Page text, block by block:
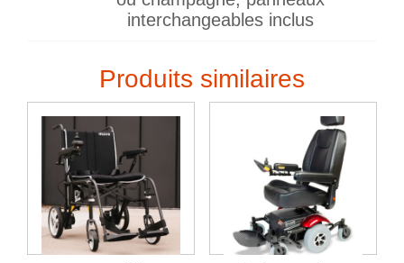
interchangeables inclus
Produits similaires